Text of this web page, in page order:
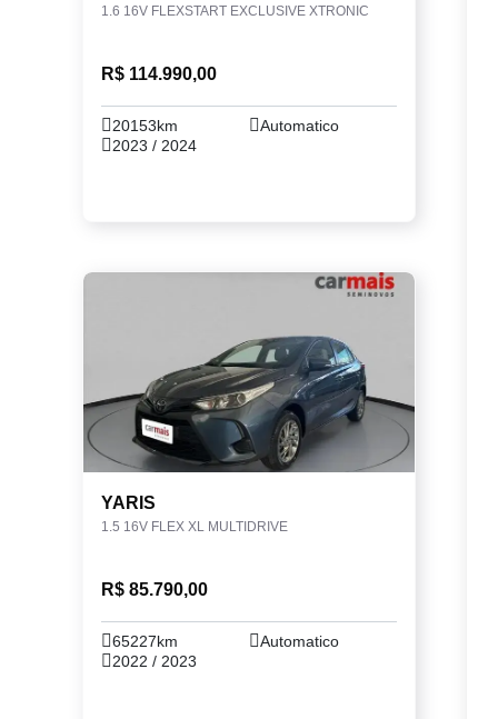
1.6 16V FLEXSTART EXCLUSIVE XTRONIC
R$ 114.990,00
20153km
Automatico
2023 / 2024
YARIS
1.5 16V FLEX XL MULTIDRIVE
R$ 85.790,00
65227km
Automatico
2022 / 2023